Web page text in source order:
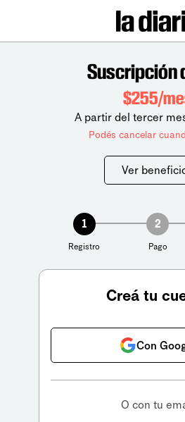
Suscripción
$255/
A partir del tercer
Podés cancelar
Ver
1
Registro
2
Pago
Creá tu
Con
O con tu